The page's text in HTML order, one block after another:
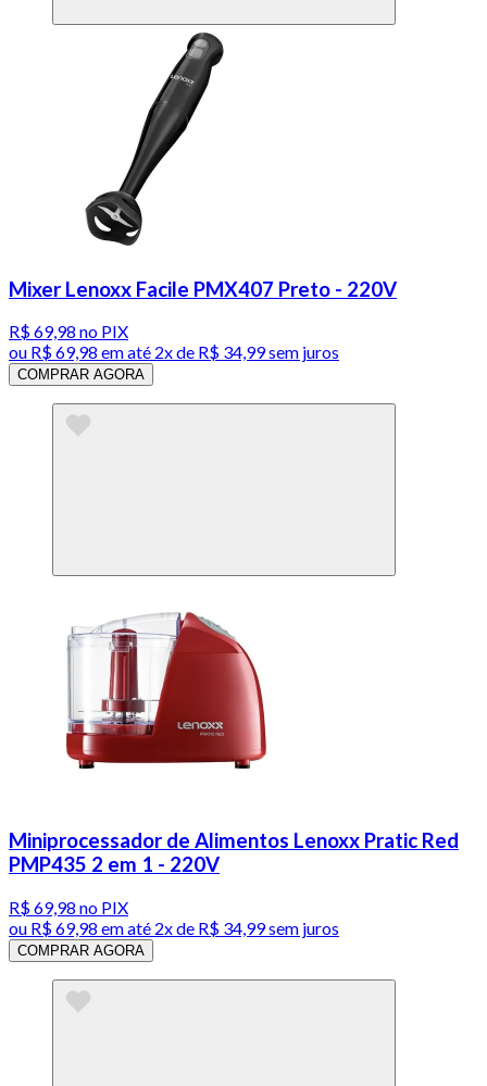
Mixer Lenoxx Facile PMX407 Preto - 220V
R$ 69,98 no PIX
ou R$ 69,98 em até 2x de R$ 34,99 sem juros
COMPRAR AGORA
Miniprocessador de Alimentos Lenoxx Pratic Red
PMP435 2 em 1 - 220V
R$ 69,98 no PIX
ou R$ 69,98 em até 2x de R$ 34,99 sem juros
COMPRAR AGORA